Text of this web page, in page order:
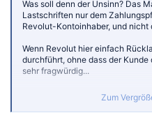
Was soll denn der Unsinn? Das
Lastschriften nur dem
Revolut-Kontoinhaber, und nicht
Wenn Revolut hier einfach
durchführt, ohne dass der
sehr fragwürdig...
Ah, das erklärt es. Dann hat der
Zum